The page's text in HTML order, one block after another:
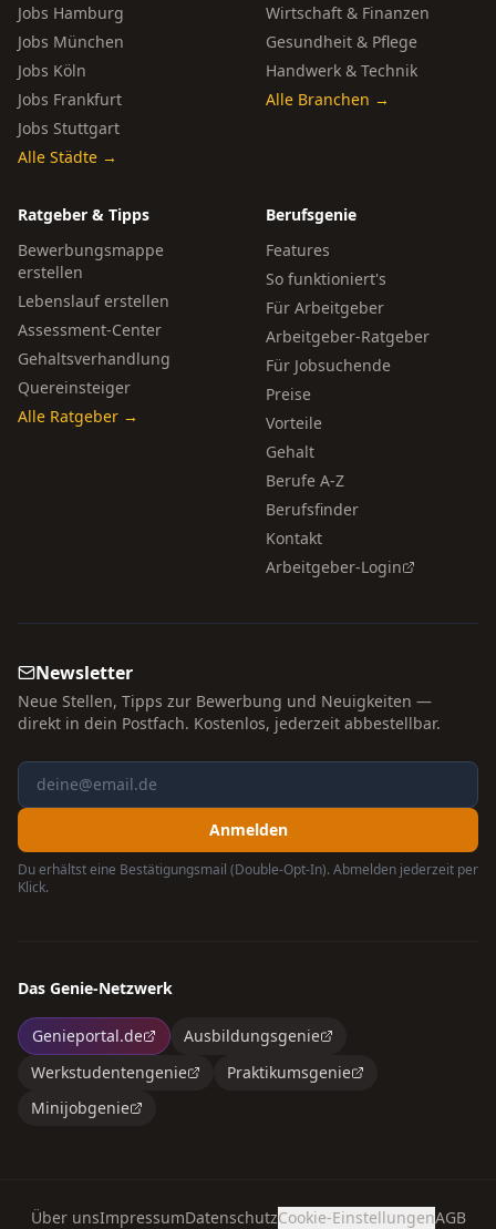
Jobs Hamburg
Jobs München
Jobs Köln
Jobs Frankfurt
Jobs Stuttgart
Alle Städte →
Wirtschaft & Finanzen
Gesundheit & Pflege
Handwerk & Technik
Alle Branchen →
Ratgeber & Tipps
Bewerbungsmappe
erstellen
Lebenslauf erstellen
Assessment-Center
Gehaltsverhandlung
Quereinsteiger
Alle Ratgeber →
Berufsgenie
Features
So funktioniert's
Für Arbeitgeber
Arbeitgeber-Ratgeber
Für Jobsuchende
Preise
Vorteile
Gehalt
Berufe A-Z
Berufsfinder
Kontakt
Arbeitgeber-Login
Newsletter
Neue Stellen, Tipps zur Bewerbung und Neuigkeiten —
direkt in dein Postfach. Kostenlos, jederzeit abbestellbar.
Anmelden
Du erhältst eine Bestätigungsmail (Double-Opt-In). Abmelden jederzeit per
Klick.
Das Genie-Netzwerk
Genieportal.de
Ausbildungsgenie
Werkstudentengenie
Praktikumsgenie
Minijobgenie
Über unsImpressumDatenschutzCookie-EinstellungenAGB